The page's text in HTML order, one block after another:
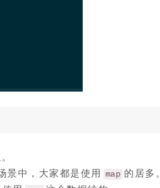
景中，大家都是使用 map 的居多。